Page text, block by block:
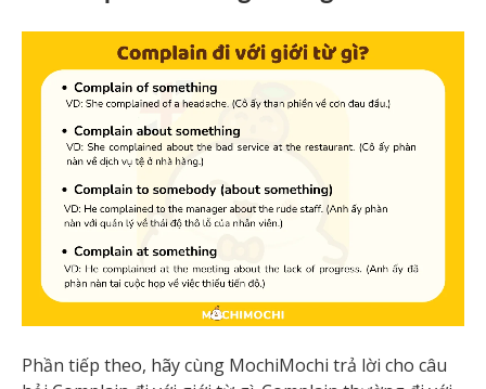
Phần tiếp theo, hãy cùng MochiMochi trả lời cho câu